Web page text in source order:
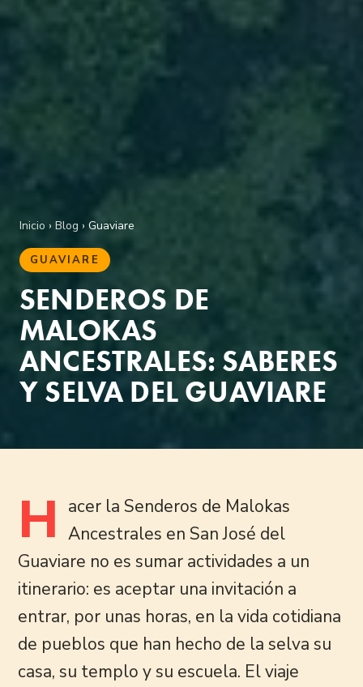
Inicio › Blog › Guaviare
GUAVIARE
SENDEROS DE
MALOKAS
ANCESTRALES: SABERES
Y SELVA DEL GUAVIARE
H
acer la Senderos de Malokas
Ancestrales en San José del
Guaviare no es sumar actividades a un
itinerario: es aceptar una invitación a
entrar, por unas horas, en la vida cotidiana
de pueblos que han hecho de la selva su
casa, su templo y su escuela. El viaje